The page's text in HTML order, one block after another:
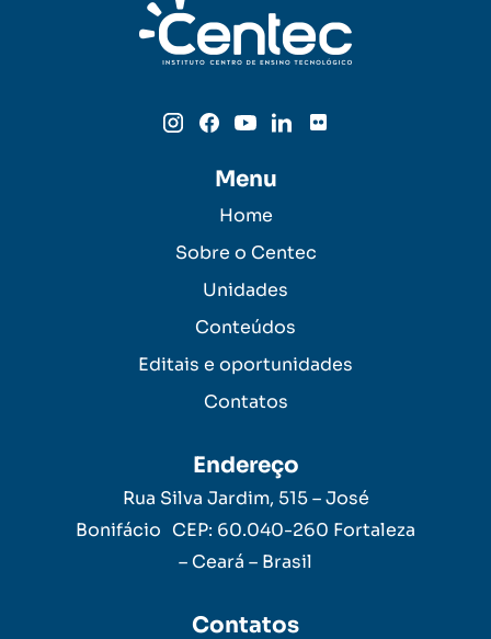
Menu
Home
Sobre o Centec
Unidades
Conteúdos
Editais e oportunidades
Contatos
Endereço
Rua Silva Jardim, 515 – José
Bonifácio CEP: 60.040-260 Fortaleza
– Ceará – Brasil
Contatos